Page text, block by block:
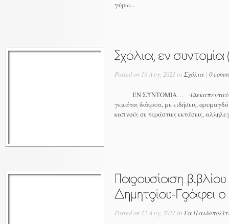
γύρω...
Posted on 19 Αυγ, 2021 in Σχόλια | 0
ΕΝ ΣΥΝΤΟΜΙΑ… -
γεμάτος δάκρυα, με ειδήσεις,
καπνούς σε τεράστιες εκτάσεις,
Posted on 12 Αυγ, 2021 in Τα